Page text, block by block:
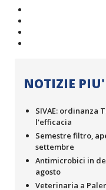
NOTIZIE PIU'
SIVAE: ordinanza
l'efficacia
Semestre filtro,
settembre
Antimicrobici in
agosto
Veterinaria a